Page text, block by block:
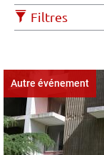
Filtres
Autre événement